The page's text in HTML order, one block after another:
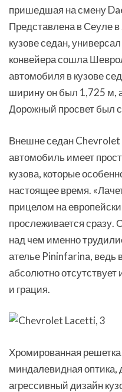
пришедшая на смену
Представлена в Сеуле
кузове седан,
конвейера сошла
автомобиля в кузове
ширину он был 1,725 м,
Дорожный просвет был
Внешне седан Chevrolet
автомобиль имеет
кузова, которые
настоящее время.
прицелом на
прослеживается сразу.
над чем именно
ателье Pininfarina, ведь
абсолютно отсутствует
и грация.
Хромированная
миндалевидная оптика,
агрессивный дизайн